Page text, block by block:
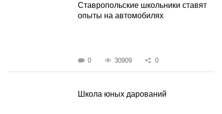
Ставропольские школьники ставят
опыты на автомобилях
0 30909 0
Школа юных дарований